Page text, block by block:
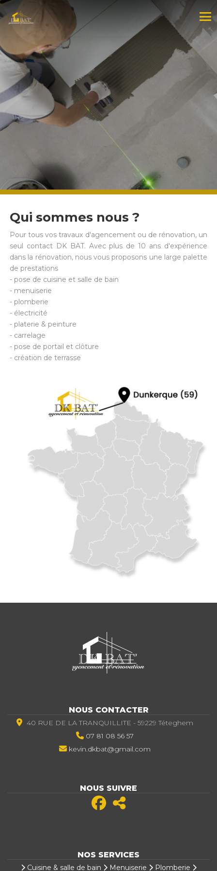
Qui sommes nous ?
Pour tous vos travaux d'agencement ou de rénovation, un
seul contact DK BAT. Avec plus de 10 ans d'expérience
dans la rénovation, nous vous proposons une large palette
de prestations
- pose de cuisine et salle de bain
- menuiserie
- plomberie
- électricité
- platerie & peinture
- carrelage
- pose de portail et clôture
- création de terrasse
NOUS CONTACTER
40 RUE DE LA TRANQUILLITE - 59229 Téteghem
07 81 08 56 57
kevin.dkbat@gmail.com
NOUS SUIVRE
NOS SERVICES
Cuisine & salle de bain Menuiserie Plomberie